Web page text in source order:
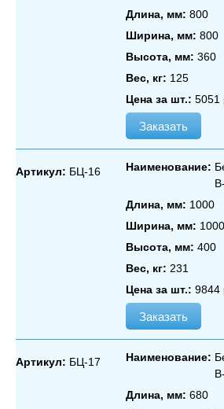
Длина, мм: 800
Ширина, мм: 800
Высота, мм: 360
Вес, кг: 125
Цена за шт.: 5051
Заказать
Артикул: БЦ-16 Наименование:
Длина, мм: 1000
Ширина, мм: 1000
Высота, мм: 400
Вес, кг: 231
Цена за шт.: 9844
Заказать
Артикул: БЦ-17 Наименование:
Длина, мм: 680